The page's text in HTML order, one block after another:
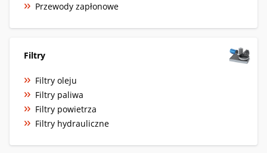
Przewody zapłonowe
Filtry
Filtry oleju
Filtry paliwa
Filtry powietrza
Filtry hydrauliczne